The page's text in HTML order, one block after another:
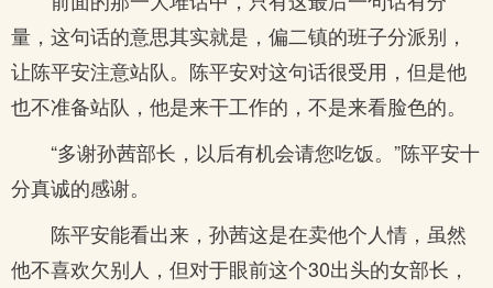
量，这句话的意思其实就是，偏二镇的班子分派别，
让陈平安注意站队。陈平安对这句话很受用，但是他
也不准备站队，他是来干工作的，不是来看脸色的。
“多谢孙茜部长，以后有机会请您吃饭。”陈平安十
分真诚的感谢。
陈平安能看出来，孙茜这是在卖他个人情，虽然
他不喜欢欠别人，但对于眼前这个30出头的女部长，